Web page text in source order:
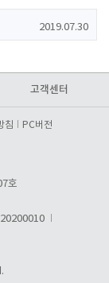
2019.07.30
고객센터
침 PC버전
호